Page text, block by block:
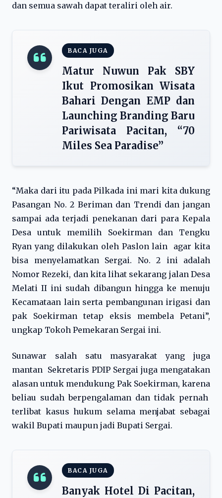
dan semua sawah dapat teraliri oleh air.
BACA JUGA
Matur Nuwun Pak SBY
Ikut Promosikan Wisata
Bahari Dengan EMP dan
Launching Branding Baru
Pariwisata Pacitan, “70
Miles Sea Paradise”
“Maka dari itu pada Pilkada ini mari kita dukung
Pasangan No. 2 Beriman dan Trendi dan jangan
sampai ada terjadi penekanan dari para Kepala
Desa untuk memilih Soekirman dan Tengku
Ryan yang dilakukan oleh Paslon lain agar kita
bisa menyelamatkan Sergai. No. 2 ini adalah
Nomor Rezeki, dan kita lihat sekarang jalan Desa
Melati II ini sudah dibangun hingga ke menuju
Kecamataan lain serta pembangunan irigasi dan
pak Soekirman tetap eksis membela Petani”,
ungkap Tokoh Pemekaran Sergai ini.
Sunawar salah satu masyarakat yang juga
mantan Sekretaris PDIP Sergai juga mengatakan
alasan untuk mendukung Pak Soekirman, karena
beliau sudah berpengalaman dan tidak pernah
terlibat kasus hukum selama menjabat sebagai
wakil Bupati maupun jadi Bupati Sergai.
BACA JUGA
Banyak Hotel Di Pacitan,